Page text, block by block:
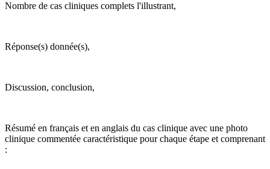
Nombre de cas cliniques complets l'illustrant,
Réponse(s) donnée(s),
Discussion, conclusion,
Résumé en français et en anglais du cas clinique avec une photo
clinique commentée caractéristique pour chaque étape et comprenant
: